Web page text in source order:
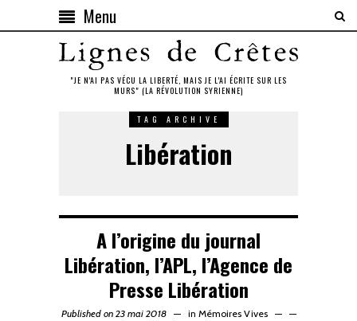
Menu
"JE N'AI PAS VÉCU LA LIBERTÉ, MAIS JE L'AI ÉCRITE SUR LES
MURS" (LA RÉVOLUTION SYRIENNE)
TAG ARCHIVE
Libération
A l’origine du journal
Libération, l’APL, l’Agence de
Presse Libération
Published on 23 mai 2018 in Mémoires Vives
—